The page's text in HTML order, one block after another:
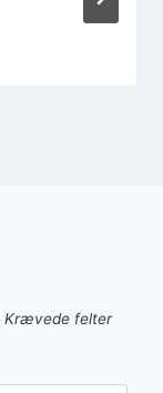
Krævede felter